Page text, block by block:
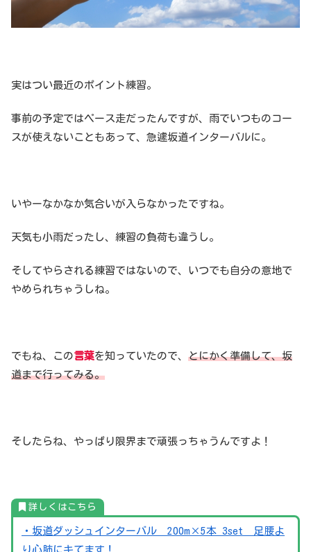
実はつい最近のポイント練習。
事前の予定ではペース走だったんですが、雨でいつものコー
スが使えないこともあって、急遽坂道インターバルに。
いやーなかなか気合いが入らなかったですね。
天気も小雨だったし、練習の負荷も違うし。
そしてやらされる練習ではないので、いつでも自分の意地で
やめられちゃうしね。
でもね、この言葉を知っていたので、 とにかく準備して、坂
道まで行ってみる。
そしたらね、やっぱり限界まで頑張っちゃうんですよ！
詳しくはこちら
・坂道ダッシュインターバル 200m×5本 3set 足腰よ
り心肺にキてます！